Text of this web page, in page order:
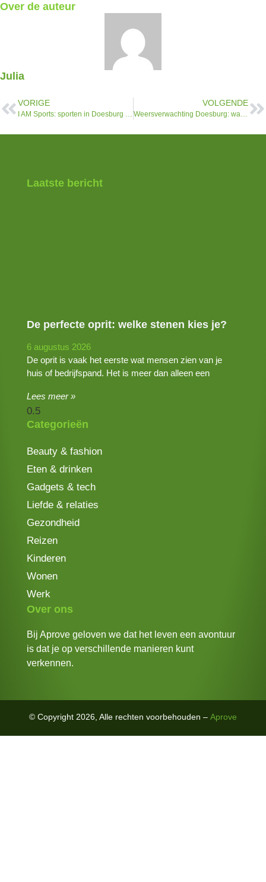
Over de auteur
Julia
VORIGE
I AM Sports: sporten in Doesburg voor jong en oud
VOLGENDE
Weersverwachting Doesburg: wat kun je verwachten?
Laatste bericht
De perfecte oprit: welke stenen kies je?
6 augustus 2026
De oprit is vaak het eerste wat mensen zien van je
huis of bedrijfspand. Het is meer dan alleen een
Lees meer »
Categorieën
Beauty & fashion
Eten & drinken
Gadgets & tech
Liefde & relaties
Gezondheid
Reizen
Kinderen
Wonen
Werk
Over ons
Bij Aprove geloven we dat het leven een avontuur
is dat je op verschillende manieren kunt
verkennen.
© Copyright 2026, Alle rechten voorbehouden – Aprove